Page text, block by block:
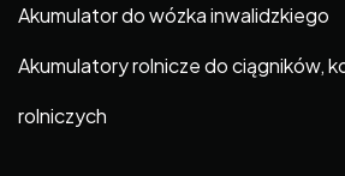
Akumulator do wózka inwalidzkiego
Akumulatory rolnicze do ciągników,
rolniczych